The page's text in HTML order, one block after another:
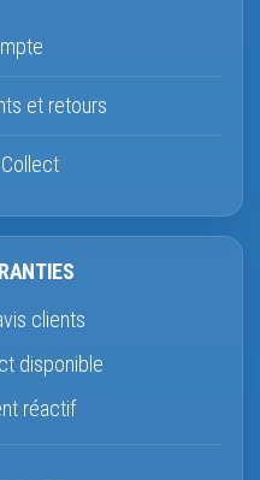
et retours
clients
disponible
réactif